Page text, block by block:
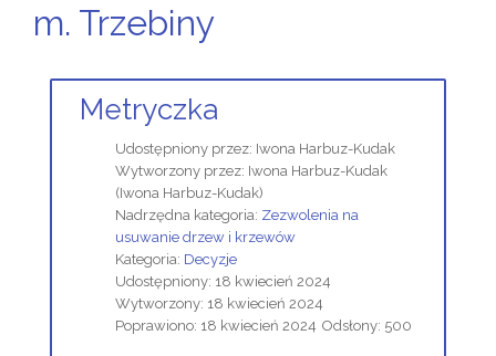
m. Trzebiny
Metryczka
Udostępniony przez: Iwona Harbuz-Kudak
Wytworzony przez: Iwona Harbuz-Kudak
(Iwona Harbuz-Kudak)
Nadrzędna kategoria: Zezwolenia na
usuwanie drzew i krzewów
Kategoria: Decyzje
Udostępniony: 18 kwiecień 2024
Wytworzony: 18 kwiecień 2024
Poprawiono: 18 kwiecień 2024 Odsłony: 500